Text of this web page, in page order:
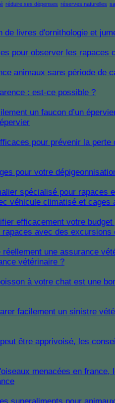
réduire ses dépenses réserves naturelles
pour observer les rapaces
: est-ce possible ?
pour votre
véhicule climatisé et cages
avec des
vétérinaire ?